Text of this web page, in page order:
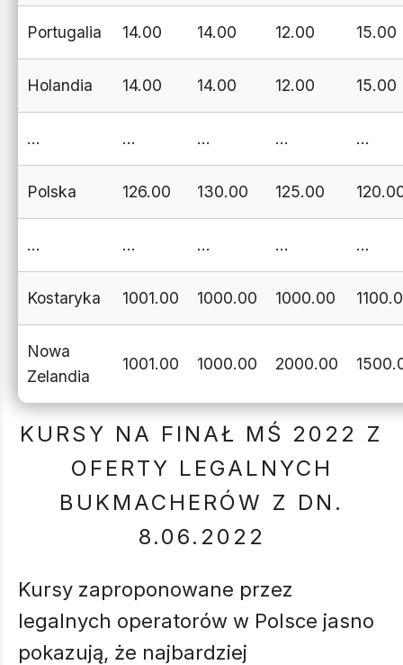
Portugalia 14.00 14.00 12.00 15.00
Holandia 14.00 14.00 12.00 15.00
… … … … …
Polska 126.00 130.00 125.00
… … … … …
Kostaryka 1001.00 1000.00 1000.00
Nowa
Zelandia
1001.00 1000.00 2000.00
KURSY NA FINAŁ MŚ 2022 Z
OFERTY LEGALNYCH
BUKMACHERÓW Z DN.
8.06.2022
Kursy zaproponowane przez
legalnych operatorów w Polsce jasno
pokazują, że najbardziej